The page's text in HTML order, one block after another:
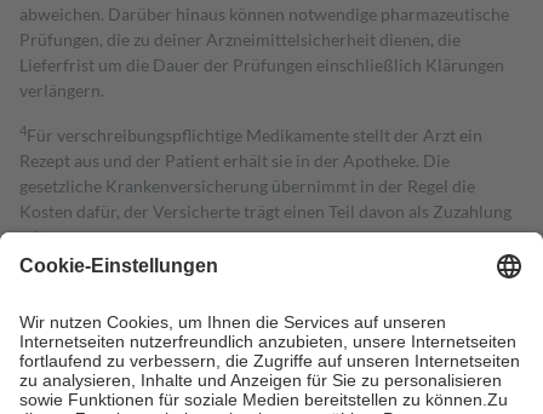
abweichen. Darüber hinaus können notwendige pharmazeutische
Prüfungen, die zu deiner Arzneimittelsicherheit dienen, die
Lieferfrist um die Dauer der Prüfungen einschließlich Klärungen
verlängern.
4Für verschreibungspflichtige Medikamente stellt der Arzt ein
Rezept aus und der Patient erhält sie in der Apotheke. Die
gesetzliche Krankenversicherung übernimmt in der Regel die
Kosten dafür, der Versicherte trägt einen Teil davon als Zuzahlung
mit.
Grundsätzlich leisten Mitglieder Zuzahlungen in Höhe von zehn
höchstens zehn Euro.
Es sind jedoch nie mehr als die tatsächlichen
Kosten der Leistung zu entrichten.
Diese Regeln gelten grundsätzlich auch für Online-Apotheken.
Bei Heilmitteln und häuslicher Krankenpflege beträgt die